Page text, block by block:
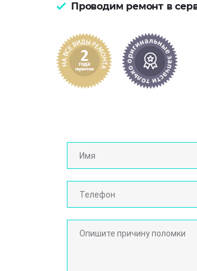
Проводим ремонт в